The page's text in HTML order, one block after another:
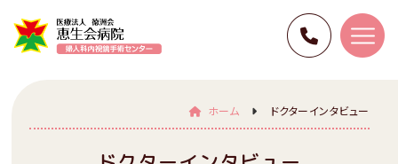
ホーム ドクターインタビュー